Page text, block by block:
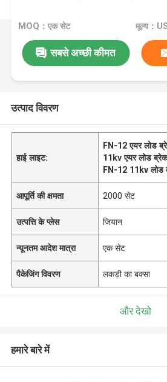
MOQ：एक सेट मूल्य：
सबसे अच्छी कीमत
उत्पाद विवरण
हाई लाइट:
FN-12 एयर लोड
11kv एयर लोड
FN-12 11kv लोड
आपूर्ति की क्षमता 2000 सेट
उत्पत्ति के प्लेस जियान
न्यूनतम आदेश मात्रा एक सेट
पैकेजिंग विवरण लकड़ी का बक्सा
और देखो
हमारे बारे में